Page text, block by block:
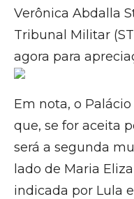
Verônica Abdalla
Tribunal Militar
agora para
Em nota, o
que, se for aceita
será a segunda
lado de Maria
indicada por Lula